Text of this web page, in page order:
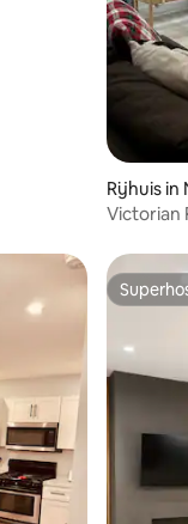
Rijhuis in
Victorian